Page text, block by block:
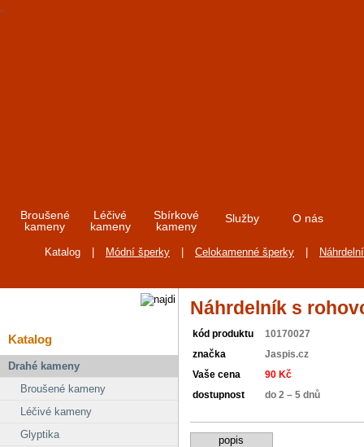
Broušené
kameny
Léčivé
kameny
Sbírkové
kameny
Služby O nás
Katalog Módní šperky Celokamenné šperky
Katalog
Drahé kameny
Broušené kameny
Léčivé kameny
Glyptika
Náhrdelník s
kód produktu 10170027
značka Jaspis.cz
Vaše cena 90 Kč
dostupnost do 2 – 5 dnů
popis